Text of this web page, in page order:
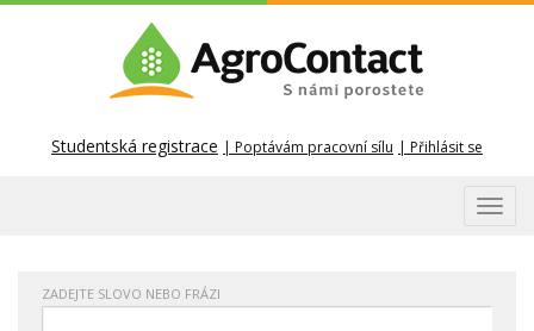
Studentská registrace Poptávám pracovní sílu Přihlásit se
ZADEJTE SLOVO NEBO FRÁZI